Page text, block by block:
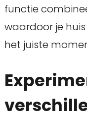
functie
waardoor je
het juiste